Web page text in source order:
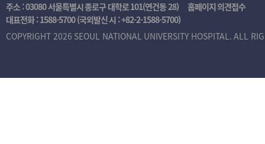
주소 : 03080 서울특별시 종로구 대학로 101(연건동 28)
홈페이지 의견접수
대표전화 :1588-5700(국외발신 시 :+82-2-1588-5700)
COPYRIGHT 2026 SEOUL NATIONAL UNIVERSITY HOSPITAL. ALL